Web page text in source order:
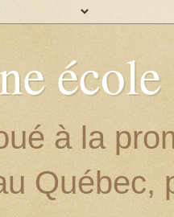
à la
Québec,